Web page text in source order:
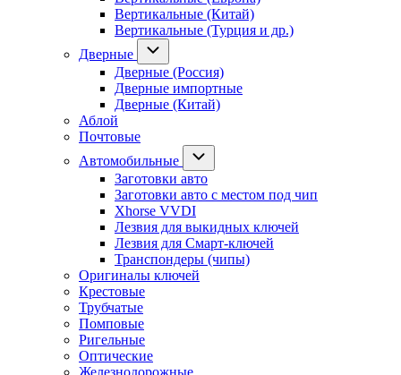
Вертикальные (Китай)
Вертикальные (Турция и др.)
Дверные
Дверные (Россия)
Дверные импортные
Дверные (Китай)
Аблой
Почтовые
Автомобильные
Заготовки авто
Заготовки авто с местом под чип
Xhorse VVDI
Лезвия для выкидных ключей
Лезвия для Смарт-ключей
Транспондеры (чипы)
Оригиналы ключей
Крестовые
Трубчатые
Помповые
Ригельные
Оптические